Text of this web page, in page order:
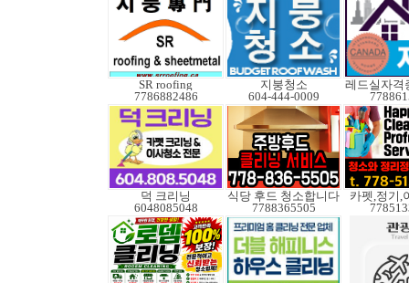
SR roofing
7786882486
지붕청소
604-444-0009
덕 크리닝
6048085048
식당 후드 청소합니다
7788365505
카펫,정기,